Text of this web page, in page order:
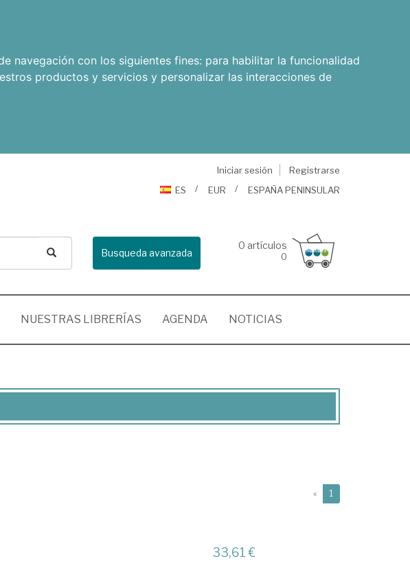
navegación con los siguientes fines: para habilitar la funcionalidad
productos y servicios y personalizar las interacciones de
Iniciar sesión
Registrarse
ES
EUR ESPAÑA PENINSULAR
Busqueda avanzada
0 artículos
0
NUESTRAS LIBRERÍAS AGENDA NOTICIAS
« 1
33,61 €